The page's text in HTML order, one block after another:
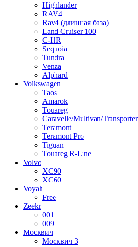
Highlander
RAV4
Rav4 (длинная база)
Land Cruiser 100
C-HR
Sequoia
Tundra
Venza
Alphard
Volkswagen
Taos
Amarok
Touareg
Caravelle/Multivan/Transporter
Teramont
Teramont Pro
Tiguan
Touareg R-Line
Volvo
XC90
XC60
Voyah
Free
Zeekr
001
009
Москвич
Москвич 3